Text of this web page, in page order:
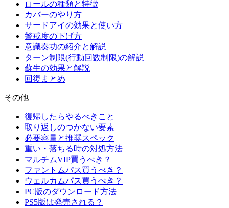
ロールの種類と特徴
カバーのやり方
サードアイの効果と使い方
警戒度の下げ方
意識奏功の紹介と解説
ターン制限(行動回数制限)の解説
蘇生の効果と解説
回復まとめ
その他
復帰したらやるべきこと
取り返しのつかない要素
必要容量と推奨スペック
重い・落ちる時の対処方法
マルチムVIP買うべき？
ファントムパス買うべき？
ウェルカムパス買うべき？
PC版のダウンロード方法
PS5版は発売される？